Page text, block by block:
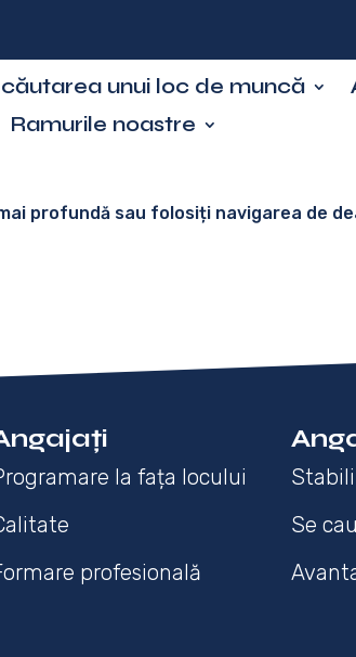
căutarea unui loc de muncă
Ramurile noastre
profundă sau folosiți navigarea de
la fața locului
profesională
Se